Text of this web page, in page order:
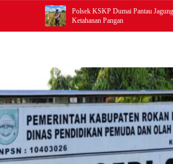
Polsek KSKP Dumai Pantau Jagung, Perkuat
Ketahanan Pangan